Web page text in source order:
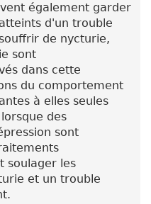
également garder
d'un trouble
de nycturie,
sont
dans cette
du comportement
à elles seules
des
sont
soulager les
et un trouble